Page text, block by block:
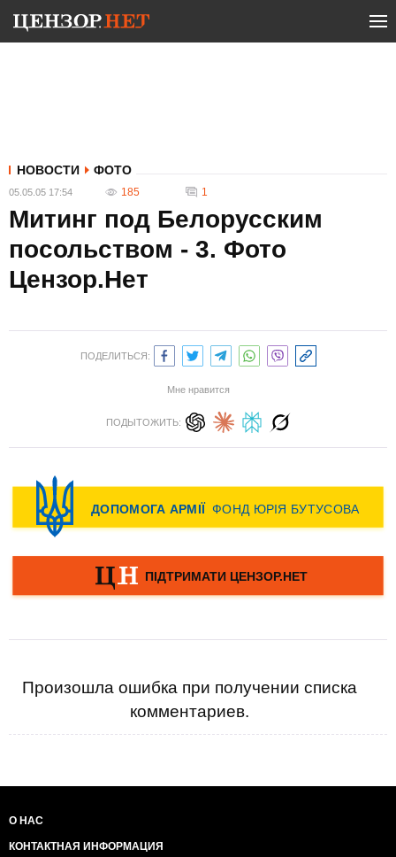
НОВОСТИ ФОТО
05.05.05 17:54 185 1
Митинг под Белорусским
посольством - 3. Фото
Цензор.Нет
ПОДЕЛИТЬСЯ:
Мне нравится
ПОДЫТОЖИТЬ:
Произошла ошибка при получении списка
комментариев.
О НАС
КОНТАКТНАЯ ИНФОРМАЦИЯ